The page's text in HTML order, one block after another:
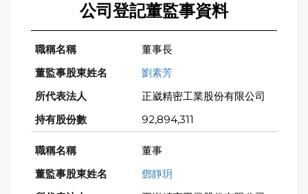
公司登記董監事資料
董事長
劉素芳
正崴精密工業股份有限公司
92,894,311
董事
鄧靜玥